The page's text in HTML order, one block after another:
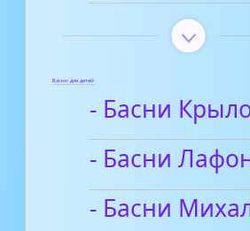
Басни для детей
- Басни
- Басни
- Басни